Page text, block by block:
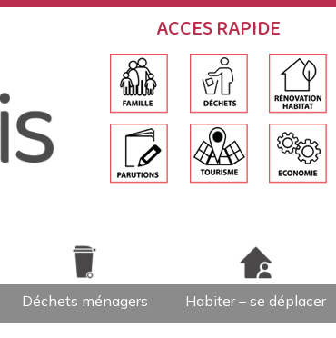
ACCES RAPIDE
Déchets ménagers Habiter – se déplacer